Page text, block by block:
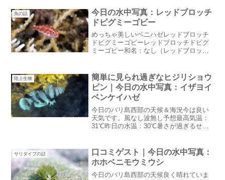
魚の話
今日の水中写真：レッドブロッチ
ドピグミーゴビー
めっちゃ美しいベニハゼレッドブロッチ
ドピグミーゴビーレッドブロッチドピグ
ミーゴビー和名：なし（レッドブロッチ
名：Trimma...
陸上生物
簡単に見られ過ぎなヒジリショウ
ビン｜今日の水中写真：イザヨイ
ベンケイハゼ
今日のバリ島西部の天候＆海況今は良い
天気です。風なし波無し予想最高気温：
31℃昨日の水温：30℃暑さが過ぎるせい
らぐことでしょう。陸は過ごしやすくな
りますが今度はダイビ...
サリダイブの話
口コミゲスト｜今日の水中写真：
ホホベニモウミウシ
今日のバリ島西部の天候良く晴れていま